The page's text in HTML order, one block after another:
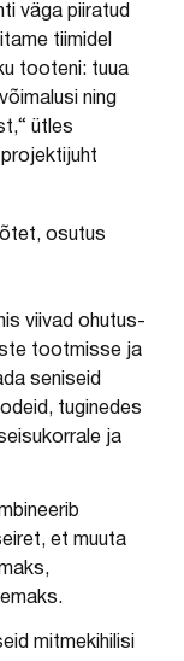
väga piiratud
tiimidel
tooteni: tuua
ning
ütles
osutus
viivad ohutus-
tootmisse ja
seniseid
tuginedes
ja
et muuta
mitmekihilisi